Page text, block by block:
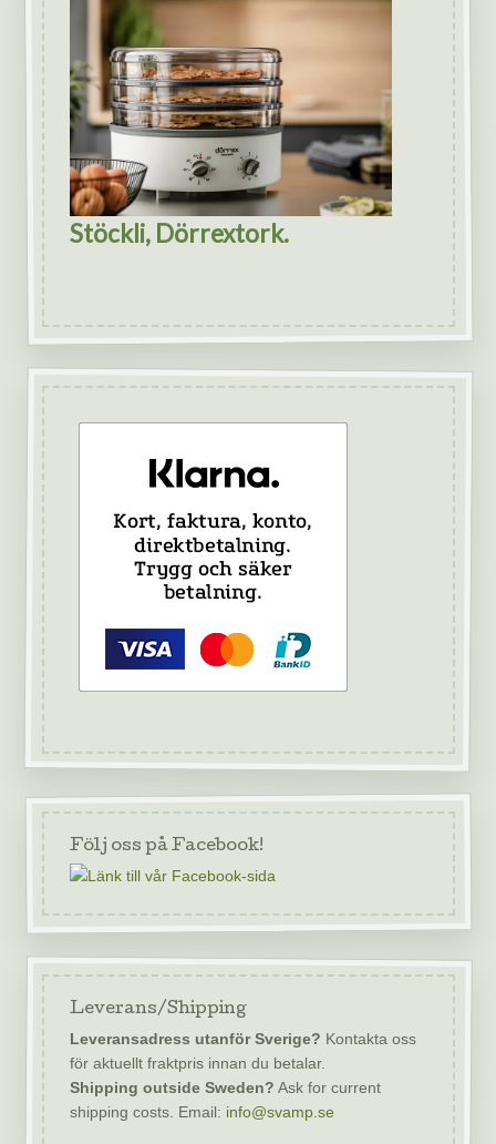
Stöckli, Dörrextork.
Följ oss på Facebook!
Leverans/Shipping
Leveransadress utanför Sverige? Kontakta oss
för aktuellt fraktpris innan du betalar.
Shipping outside Sweden? Ask for current
shipping costs. Email: info@svamp.se